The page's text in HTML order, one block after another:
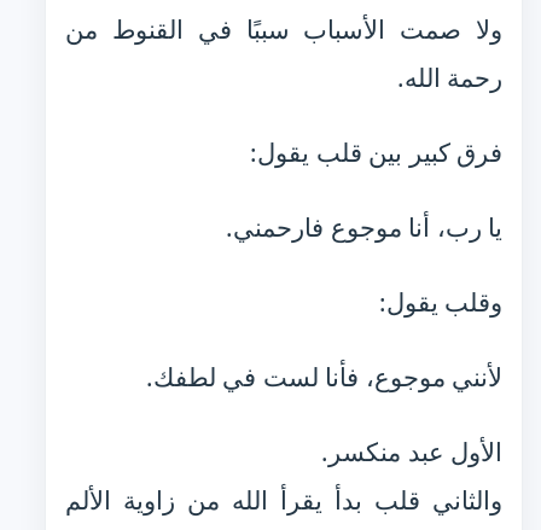
ولا صمت الأسباب سببًا في القنوط من
رحمة الله.
فرق كبير بين قلب يقول:
يا رب، أنا موجوع فارحمني.
وقلب يقول:
لأنني موجوع، فأنا لست في لطفك.
الأول عبد منكسر.
والثاني قلب بدأ يقرأ الله من زاوية الألم